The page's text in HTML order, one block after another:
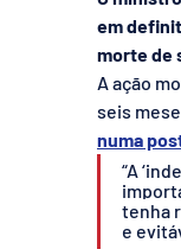
em
morte de
A ação
seis
numa
“A
tenha
e